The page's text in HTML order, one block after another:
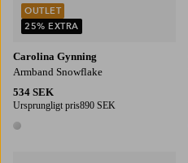
Carolina Gynning
Armband Snowflake
534 SEK
Ursprungligt pris890 SEK
1 färg
OUTLET
25% EXTRA